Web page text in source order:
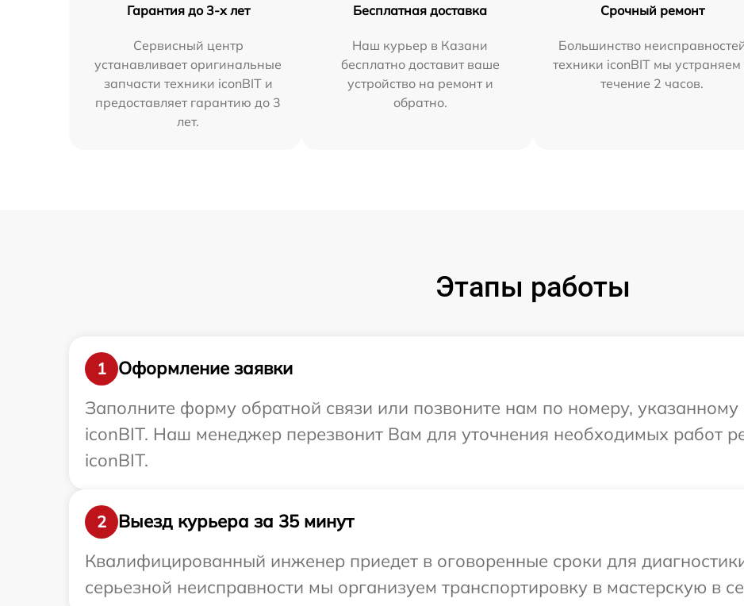
Гарантия до 3-х лет
Сервисный центр
устанавливает оригинальные
запчасти техники iconBIT и
предоставляет гарантию до 3
лет.
Бесплатная доставка
Наш курьер в Казани
бесплатно доставит ваше
устройство на ремонт и
обратно.
Срочный ремонт
Большинство
техники iconBIT мы устраняем
течение 2 часов.
Этапы работы
1
Оформление заявки
Заполните форму обратной связи или позвоните нам по номеру, указанному
iconBIT. Наш менеджер перезвонит Вам для уточнения необходимых работ
iconBIT.
2
Выезд курьера за 35 минут
Квалифицированный инженер приедет в оговоренные сроки для
серьезной неисправности мы организуем транспортировку в мастерскую в